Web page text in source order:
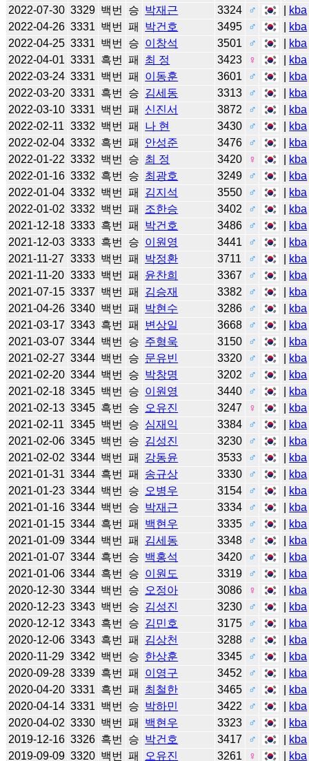
2022-07-30 3329 백번 승 박재근 3324 ♂ kba
2022-04-26 3331 백번 패 박건호 3495 ♂ kba
2022-04-25 3331 백번 승 이창석 3501 ♂ kba
2022-04-01 3331 흑번 패 최 정 3423 ♀ kba
2022-03-24 3331 백번 패 이동훈 3601 ♂ kba
2022-03-20 3331 흑번 승 김세동 3313 ♂ kba
2022-03-10 3331 백번 패 신진서 3872 ♂ kba
2022-02-11 3332 백번 패 나 현 3430 ♂ kba
2022-02-04 3332 흑번 패 안성준 3476 ♂ kba
2022-01-22 3332 백번 승 최 정 3420 ♀ kba
2022-01-16 3332 흑번 승 최광호 3249 ♂ kba
2022-01-04 3332 백번 패 김지석 3550 ♂ kba
2022-01-02 3332 백번 패 조한승 3402 ♂ kba
2021-12-18 3333 흑번 패 박건호 3486 ♂ kba
2021-12-03 3333 흑번 승 이원영 3441 ♂ kba
2021-11-27 3333 백번 패 박정환 3711 ♂ kba
2021-11-20 3333 백번 패 윤찬희 3367 ♂ kba
2021-07-15 3337 백번 패 김승재 3382 ♂ kba
2021-04-26 3340 백번 패 박현수 3286 ♂ kba
2021-03-17 3343 흑번 패 변상일 3668 ♂ kba
2021-03-07 3344 백번 승 주형욱 3150 ♂ kba
2021-02-27 3344 백번 승 문유빈 3320 ♂ kba
2021-02-20 3344 백번 승 박창명 3202 ♂ kba
2021-02-18 3345 백번 승 이원영 3440 ♂ kba
2021-02-13 3345 흑번 승 오유진 3247 ♀ kba
2021-02-11 3345 백번 승 심재익 3384 ♂ kba
2021-02-06 3345 백번 승 김성진 3230 ♂ kba
2021-02-02 3344 백번 패 강동윤 3533 ♂ kba
2021-01-31 3344 흑번 패 송규상 3330 ♂ kba
2021-01-23 3344 백번 승 오병우 3154 ♂ kba
2021-01-16 3344 백번 승 박재근 3334 ♂ kba
2021-01-15 3344 흑번 패 백현우 3335 ♂ kba
2021-01-09 3344 백번 패 김세동 3348 ♂ kba
2021-01-07 3344 흑번 승 백홍석 3420 ♂ kba
2021-01-06 3344 흑번 승 이원도 3319 ♂ kba
2020-12-30 3344 백번 승 오정아 3086 ♀ kba
2020-12-23 3343 백번 승 김성진 3230 ♂ kba
2020-12-12 3343 흑번 승 김민호 3175 ♂ kba
2020-12-06 3343 흑번 패 김상천 3288 ♂ kba
2020-11-29 3342 백번 승 한상훈 3345 ♂ kba
2020-09-28 3339 흑번 패 이영구 3452 ♂ kba
2020-04-20 3331 흑번 패 최철한 3465 ♂ kba
2020-04-14 3331 백번 승 박하민 3422 ♂ kba
2020-04-02 3330 백번 패 백현우 3323 ♂ kba
2019-12-16 3326 흑번 승 박건호 3417 ♂ kba
2019-09-09 3320 백번 패 오유진 3261 ♀ kba